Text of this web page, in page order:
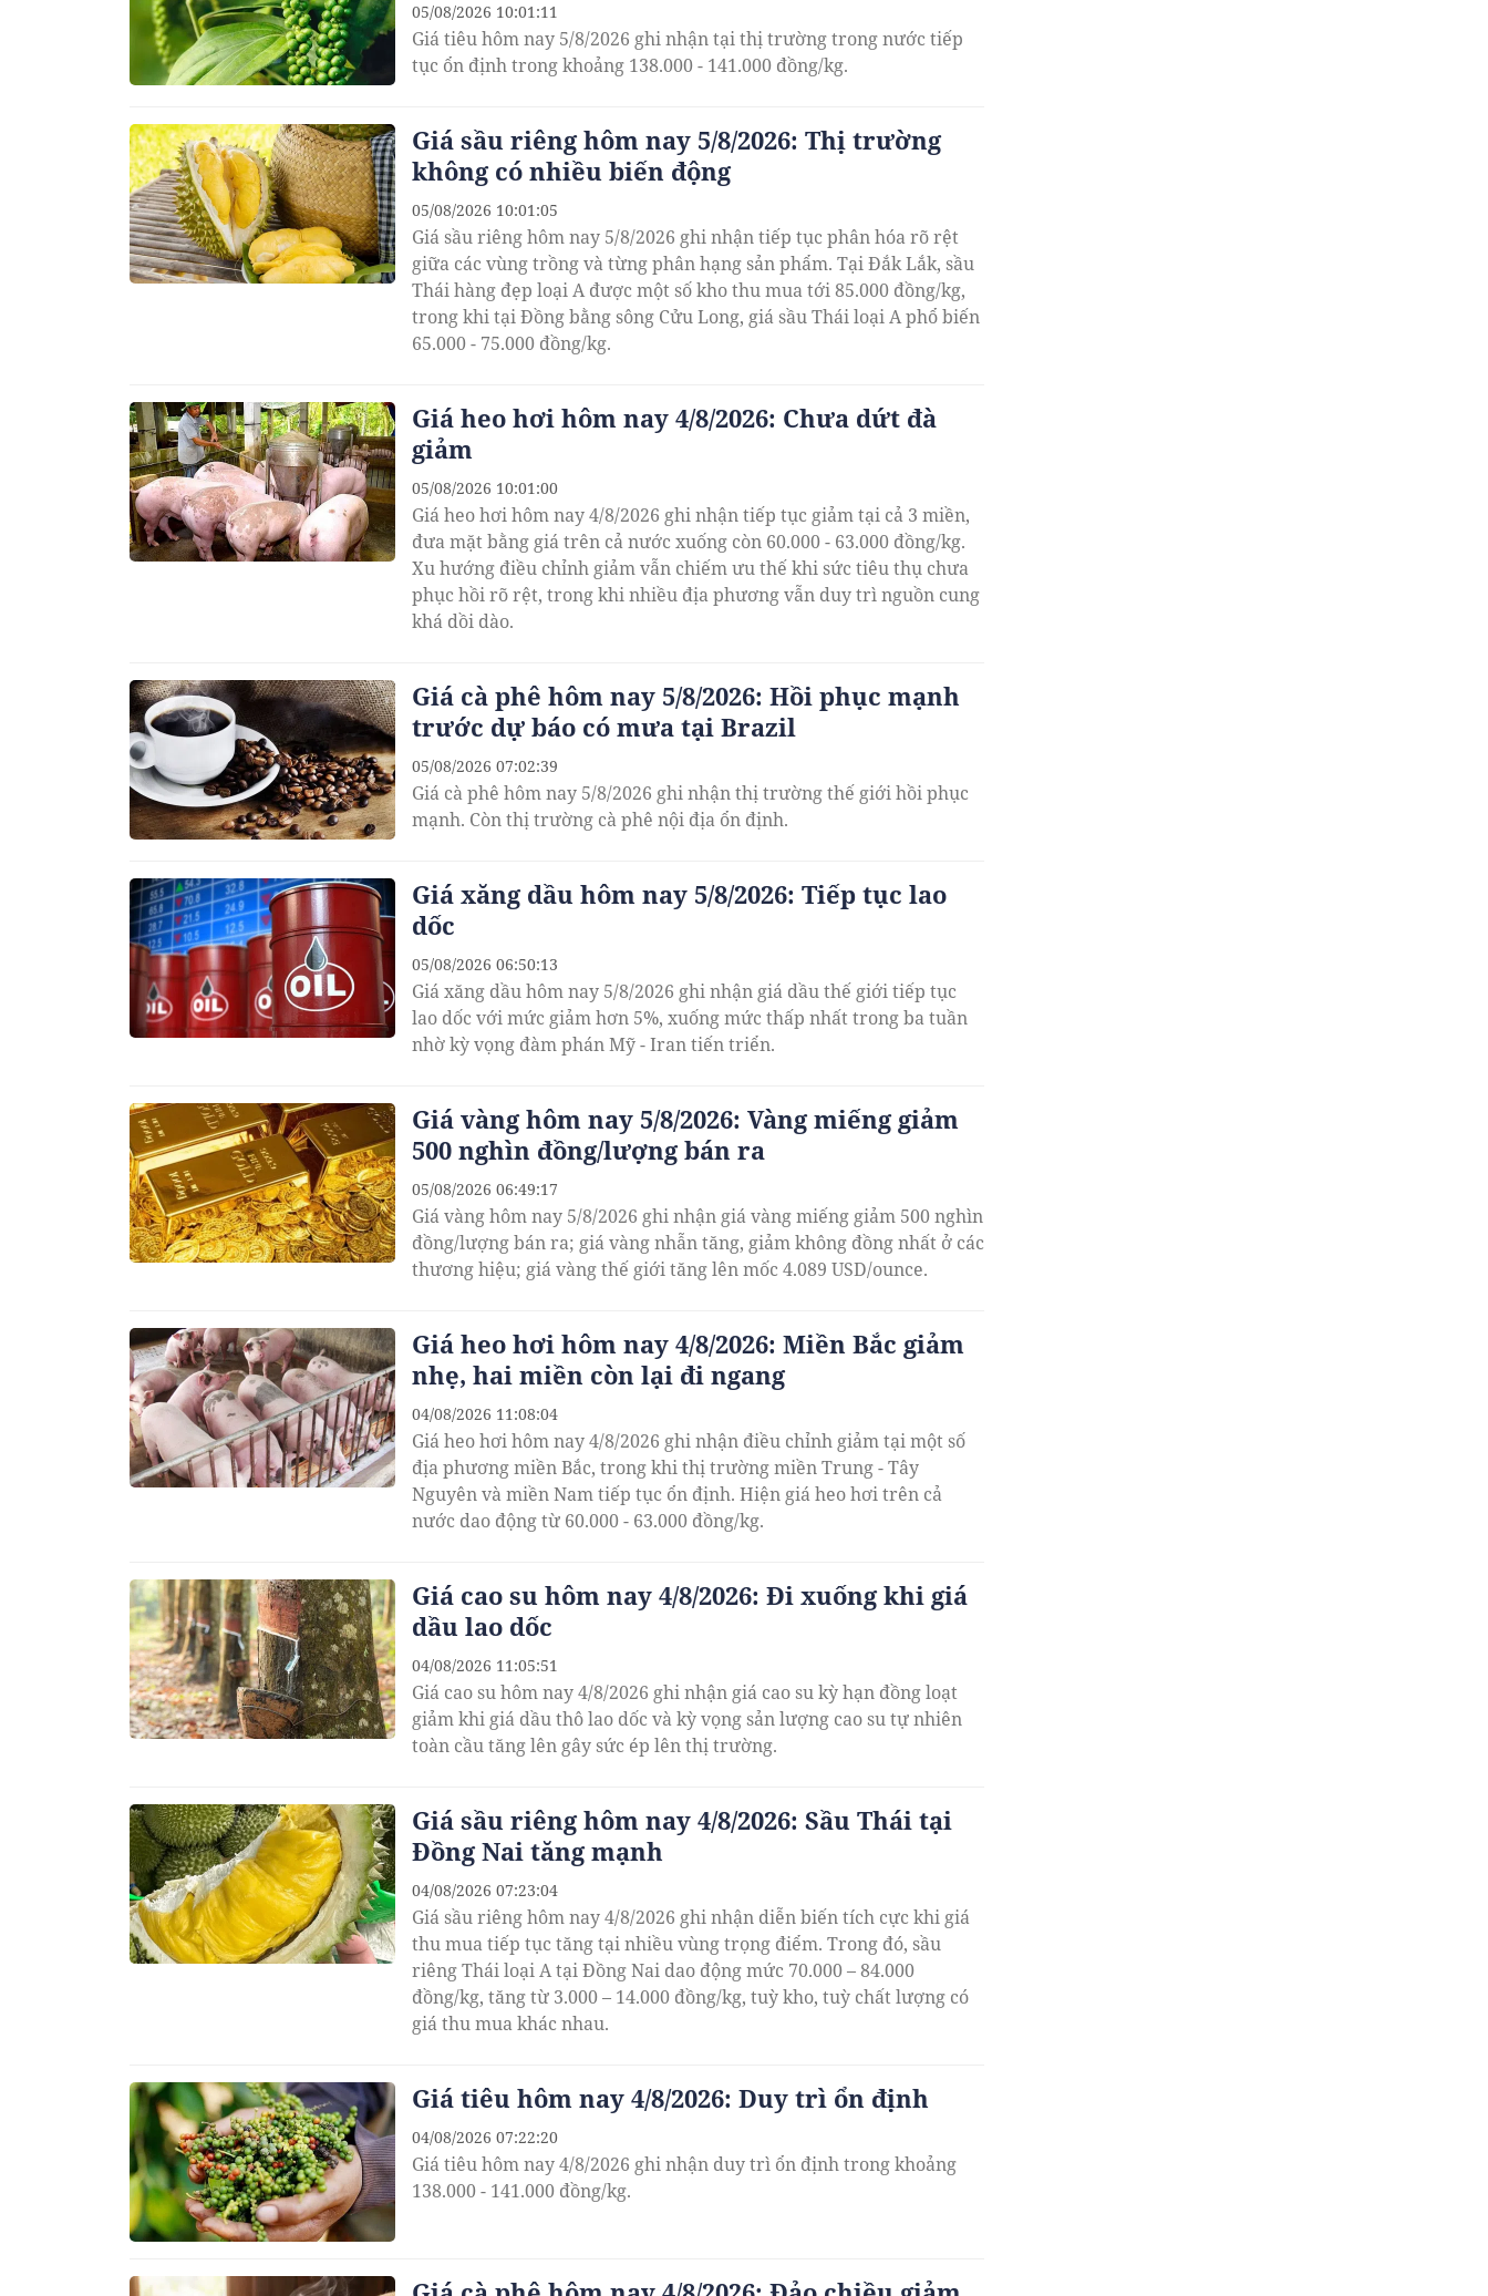
Giá tiêu hôm nay 5/8/2026 ghi nhận tại thị trường trong nước tiếp
tục ổn định trong khoảng 138.000 - 141.000 đồng/kg.
05/08/2026 10:01:11
Giá sầu riêng hôm nay 5/8/2026: Thị trường
không có nhiều biến động
Giá sầu riêng hôm nay 5/8/2026 ghi nhận tiếp tục phân hóa rõ rệt
giữa các vùng trồng và từng phân hạng sản phẩm. Tại Đắk Lắk, sầu
Thái hàng đẹp loại A được một số kho thu mua tới 85.000 đồng/kg,
trong khi tại Đồng bằng sông Cửu Long, giá sầu Thái loại A phổ biến
65.000 - 75.000 đồng/kg.
05/08/2026 10:01:05
Giá heo hơi hôm nay 4/8/2026: Chưa dứt đà
giảm
Giá heo hơi hôm nay 4/8/2026 ghi nhận tiếp tục giảm tại cả 3 miền,
đưa mặt bằng giá trên cả nước xuống còn 60.000 - 63.000 đồng/kg.
Xu hướng điều chỉnh giảm vẫn chiếm ưu thế khi sức tiêu thụ chưa
phục hồi rõ rệt, trong khi nhiều địa phương vẫn duy trì nguồn cung
khá dồi dào.
05/08/2026 10:01:00
Giá cà phê hôm nay 5/8/2026: Hồi phục mạnh
trước dự báo có mưa tại Brazil
Giá cà phê hôm nay 5/8/2026 ghi nhận thị trường thế giới hồi phục
mạnh. Còn thị trường cà phê nội địa ổn định.
05/08/2026 07:02:39
Giá xăng dầu hôm nay 5/8/2026: Tiếp tục lao
dốc
Giá xăng dầu hôm nay 5/8/2026 ghi nhận giá dầu thế giới tiếp tục
lao dốc với mức giảm hơn 5%, xuống mức thấp nhất trong ba tuần
nhờ kỳ vọng đàm phán Mỹ - Iran tiến triển.
05/08/2026 06:50:13
Giá vàng hôm nay 5/8/2026: Vàng miếng giảm
500 nghìn đồng/lượng bán ra
Giá vàng hôm nay 5/8/2026 ghi nhận giá vàng miếng giảm 500 nghìn
đồng/lượng bán ra; giá vàng nhẫn tăng, giảm không đồng nhất ở các
thương hiệu; giá vàng thế giới tăng lên mốc 4.089 USD/ounce.
05/08/2026 06:49:17
Giá heo hơi hôm nay 4/8/2026: Miền Bắc giảm
nhẹ, hai miền còn lại đi ngang
Giá heo hơi hôm nay 4/8/2026 ghi nhận điều chỉnh giảm tại một số
địa phương miền Bắc, trong khi thị trường miền Trung - Tây
Nguyên và miền Nam tiếp tục ổn định. Hiện giá heo hơi trên cả
nước dao động từ 60.000 - 63.000 đồng/kg.
04/08/2026 11:08:04
Giá cao su hôm nay 4/8/2026: Đi xuống khi giá
dầu lao dốc
Giá cao su hôm nay 4/8/2026 ghi nhận giá cao su kỳ hạn đồng loạt
giảm khi giá dầu thô lao dốc và kỳ vọng sản lượng cao su tự nhiên
toàn cầu tăng lên gây sức ép lên thị trường.
04/08/2026 11:05:51
Giá sầu riêng hôm nay 4/8/2026: Sầu Thái tại
Đồng Nai tăng mạnh
Giá sầu riêng hôm nay 4/8/2026 ghi nhận diễn biến tích cực khi giá
thu mua tiếp tục tăng tại nhiều vùng trọng điểm. Trong đó, sầu
riêng Thái loại A tại Đồng Nai dao động mức 70.000 – 84.000
đồng/kg, tăng từ 3.000 – 14.000 đồng/kg, tuỳ kho, tuỳ chất lượng có
giá thu mua khác nhau.
04/08/2026 07:23:04
Giá tiêu hôm nay 4/8/2026: Duy trì ổn định
Giá tiêu hôm nay 4/8/2026 ghi nhận duy trì ổn định trong khoảng
138.000 - 141.000 đồng/kg.
04/08/2026 07:22:20